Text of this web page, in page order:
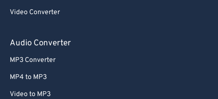
Video Converter
Audio Converter
MP3 Converter
MP4 to MP3
Video to MP3